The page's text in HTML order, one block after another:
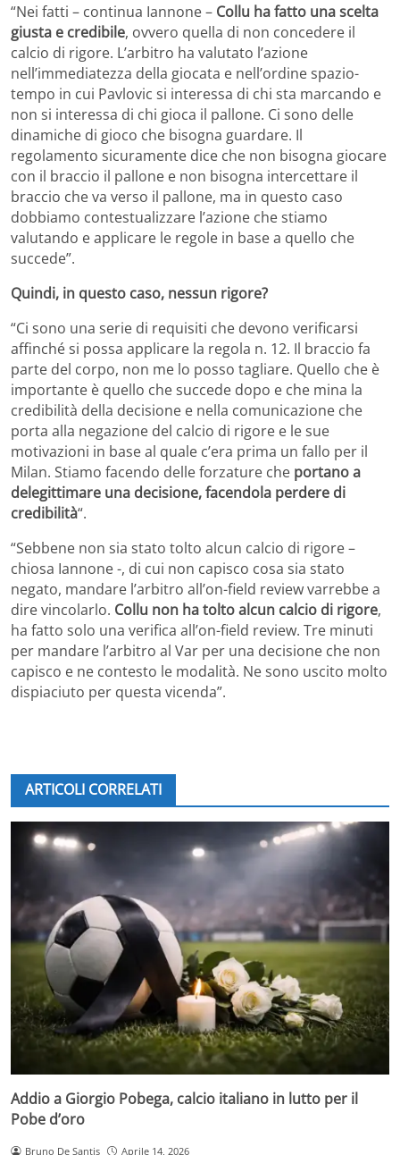
“Nei fatti – continua Iannone – Collu ha fatto una scelta
giusta e credibile, ovvero quella di non concedere il
calcio di rigore. L’arbitro ha valutato l’azione
nell’immediatezza della giocata e nell’ordine spazio-
tempo in cui Pavlovic si interessa di chi sta marcando e
non si interessa di chi gioca il pallone. Ci sono delle
dinamiche di gioco che bisogna guardare. Il
regolamento sicuramente dice che non bisogna giocare
con il braccio il pallone e non bisogna intercettare il
braccio che va verso il pallone, ma in questo caso
dobbiamo contestualizzare l’azione che stiamo
valutando e applicare le regole in base a quello che
succede”.
Quindi, in questo caso, nessun rigore?
“Ci sono una serie di requisiti che devono verificarsi
affinché si possa applicare la regola n. 12. Il braccio fa
parte del corpo, non me lo posso tagliare. Quello che è
importante è quello che succede dopo e che mina la
credibilità della decisione e nella comunicazione che
porta alla negazione del calcio di rigore e le sue
motivazioni in base al quale c’era prima un fallo per il
Milan. Stiamo facendo delle forzature che portano a
delegittimare una decisione, facendola perdere di
credibilità“.
“Sebbene non sia stato tolto alcun calcio di rigore –
chiosa Iannone -, di cui non capisco cosa sia stato
negato, mandare l’arbitro all’on-field review varrebbe a
dire vincolarlo. Collu non ha tolto alcun calcio di rigore,
ha fatto solo una verifica all’on-field review. Tre minuti
per mandare l’arbitro al Var per una decisione che non
capisco e ne contesto le modalità. Ne sono uscito molto
dispiaciuto per questa vicenda”.
ARTICOLI CORRELATI
Addio a Giorgio Pobega, calcio italiano in lutto per il
Pobe d’oro
Bruno De Santis Aprile 14, 2026